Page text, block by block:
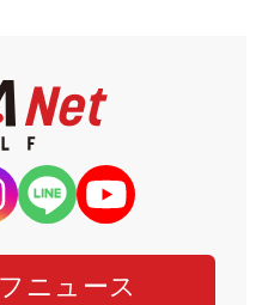
ニュース